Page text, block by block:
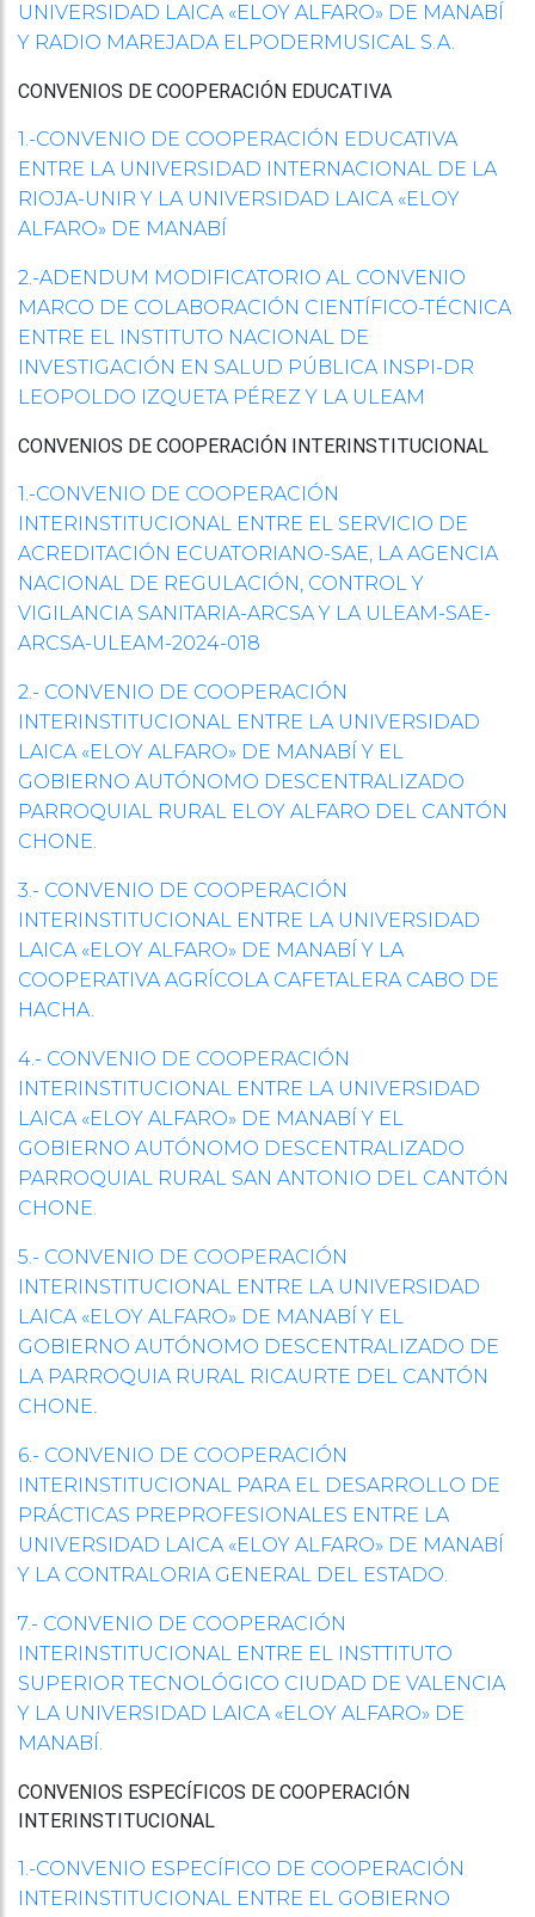
UNIVERSIDAD LAICA «ELOY ALFARO» DE MANABÍ
Y RADIO MAREJADA ELPODERMUSICAL S.A.
CONVENIOS DE COOPERACIÓN EDUCATIVA
1.-CONVENIO DE COOPERACIÓN EDUCATIVA
ENTRE LA UNIVERSIDAD INTERNACIONAL DE LA
RIOJA-UNIR Y LA UNIVERSIDAD LAICA «ELOY
ALFARO» DE MANABÍ
2.-ADENDUM MODIFICATORIO AL CONVENIO
MARCO DE COLABORACIÓN CIENTÍFICO-TÉCNICA
ENTRE EL INSTITUTO NACIONAL DE
INVESTIGACIÓN EN SALUD PÚBLICA INSPI-DR
LEOPOLDO IZQUETA PÉREZ Y LA ULEAM
CONVENIOS DE COOPERACIÓN INTERINSTITUCIONAL
1.-CONVENIO DE COOPERACIÓN
INTERINSTITUCIONAL ENTRE EL SERVICIO DE
ACREDITACIÓN ECUATORIANO-SAE, LA AGENCIA
NACIONAL DE REGULACIÓN, CONTROL Y
VIGILANCIA SANITARIA-ARCSA Y LA ULEAM-SAE-
ARCSA-ULEAM-2024-018
2.- CONVENIO DE COOPERACIÓN
INTERINSTITUCIONAL ENTRE LA UNIVERSIDAD
LAICA «ELOY ALFARO» DE MANABÍ Y EL
GOBIERNO AUTÓNOMO DESCENTRALIZADO
PARROQUIAL RURAL ELOY ALFARO DEL CANTÓN
CHONE.
3.- CONVENIO DE COOPERACIÓN
INTERINSTITUCIONAL ENTRE LA UNIVERSIDAD
LAICA «ELOY ALFARO» DE MANABÍ Y LA
COOPERATIVA AGRÍCOLA CAFETALERA CABO DE
HACHA.
4.- CONVENIO DE COOPERACIÓN
INTERINSTITUCIONAL ENTRE LA UNIVERSIDAD
LAICA «ELOY ALFARO» DE MANABÍ Y EL
GOBIERNO AUTÓNOMO DESCENTRALIZADO
PARROQUIAL RURAL SAN ANTONIO DEL CANTÓN
CHONE.
5.- CONVENIO DE COOPERACIÓN
INTERINSTITUCIONAL ENTRE LA UNIVERSIDAD
LAICA «ELOY ALFARO» DE MANABÍ Y EL
GOBIERNO AUTÓNOMO DESCENTRALIZADO DE
LA PARROQUIA RURAL RICAURTE DEL CANTÓN
CHONE.
6.- CONVENIO DE COOPERACIÓN
INTERINSTITUCIONAL PARA EL DESARROLLO DE
PRÁCTICAS PREPROFESIONALES ENTRE LA
UNIVERSIDAD LAICA «ELOY ALFARO» DE MANABÍ
Y LA CONTRALORIA GENERAL DEL ESTADO.
7.- CONVENIO DE COOPERACIÓN
INTERINSTITUCIONAL ENTRE EL INSTTITUTO
SUPERIOR TECNOLÓGICO CIUDAD DE VALENCIA
Y LA UNIVERSIDAD LAICA «ELOY ALFARO» DE
MANABÍ.
CONVENIOS ESPECÍFICOS DE COOPERACIÓN
INTERINSTITUCIONAL
1.-CONVENIO ESPECÍFICO DE COOPERACIÓN
INTERINSTITUCIONAL ENTRE EL GOBIERNO